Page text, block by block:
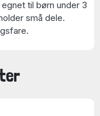
til børn under 3
små dele.